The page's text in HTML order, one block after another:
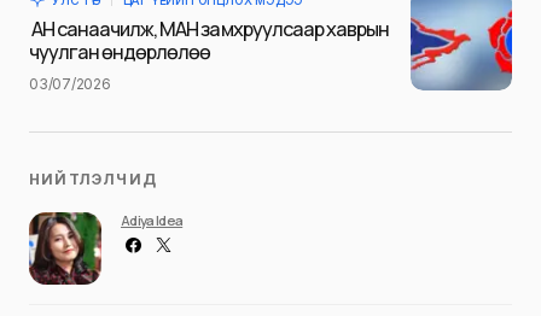
Илгээх
АН санаачилж, МАН замхруулсаар хаврын
чуулган өндөрлөлөө
03/07/2026
НИЙТЛЭЛЧИД
Adiya Idea